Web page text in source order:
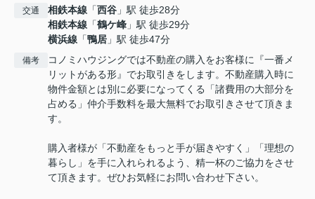
交通 相鉄本線 「西谷 」駅 徒歩28分
相鉄本線 「鶴ケ峰 」駅 徒歩29分
横浜線 「鴨居 」駅 徒歩47分
備考
コノミハウジングでは不動産の購入をお客様に『一番メ
リットがある形』でお取引きをします。不動産購入時に
物件金額とは別に必要になってくる「諸費用の大部分を
占める」仲介手数料を最大無料でお取引きさせて頂きま
す。
購入者様が「不動産をもっと手が届きやすく」「理想の
暮らし」を手に入れられるよう、精一杯のご協力をさせ
て頂きます。ぜひお気軽にお問い合わせ下さい。